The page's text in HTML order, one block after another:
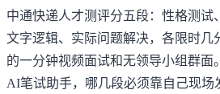
中通快递人才测评分五段：性格测试
文字逻辑、实际问题解决，各限时几
的一分钟视频面试和无领导小组群面
AI笔试助手，哪几段必须靠自己现场